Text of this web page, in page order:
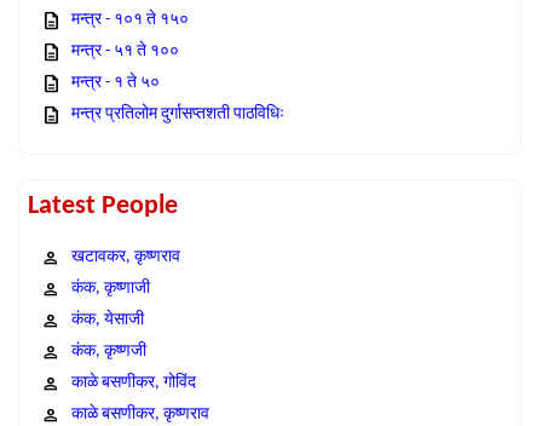
मन्त्र - १०१ ते १५०
मन्त्र - ५१ ते १००
मन्त्र - १ ते ५०
मन्त्र प्रतिलोम दुर्गासप्तशती पाठविधिः
Latest People
खटावकर, कृष्णराव
कंक, कृष्णाजी
कंक, येसाजी
कंक, कृष्णजी
काळे बसणीकर, गोविंद
काळे बसणीकर, कृष्णराव